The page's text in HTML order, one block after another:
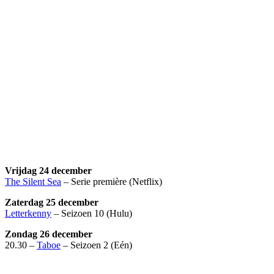
Vrijdag 24 december
The Silent Sea – Serie première (Netflix)
Zaterdag 25 december
Letterkenny – Seizoen 10 (Hulu)
Zondag 26 december
20.30 – Taboe – Seizoen 2 (Eén)